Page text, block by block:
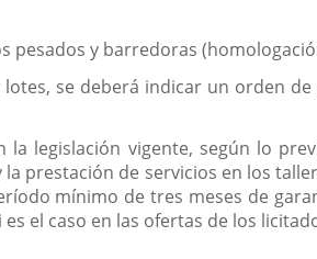
pesados y barredoras
se deberá indicar un orden
legislación vigente, según lo
prestación de servicios en los
mínimo de tres meses de
el caso en las ofertas de los